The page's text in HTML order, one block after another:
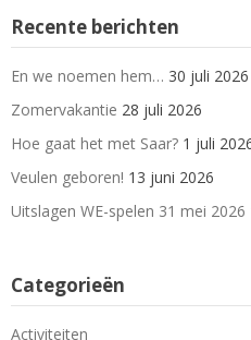
Recente berichten
En we noemen hem… 30 juli 2026
Zomervakantie 28 juli 2026
Hoe gaat het met Saar? 1 juli
Veulen geboren! 13 juni 2026
Uitslagen WE-spelen 31 mei 2026
Categorieën
Activiteiten